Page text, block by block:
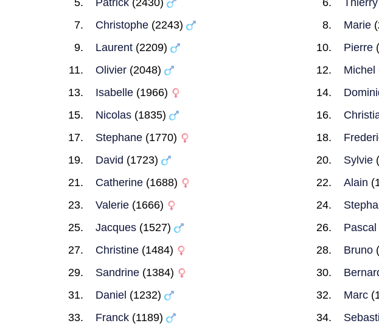
Patrick (2430) Thierry
Christophe (2243) Marie
Laurent (2209) Pierre
Olivier (2048) Michel
Isabelle (1966)
Nicolas (1835)
Stephane (1770)
David (1723) Sylvie
Catherine (1688) Alain
Valerie (1666)
Jacques (1527) Pascal
Christine (1484) Bruno
Sandrine (1384)
Daniel (1232) Marc
Franck (1189)